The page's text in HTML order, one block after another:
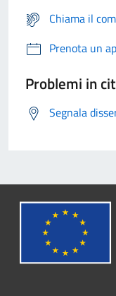
Chiama il
Prenota un
Problemi in
Segnala